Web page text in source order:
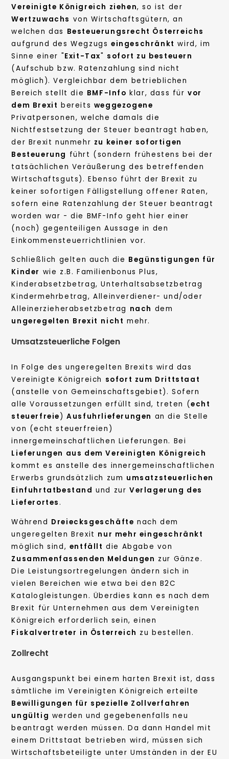
Vereinigte Königreich ziehen, so ist der
Wertzuwachs von Wirtschaftsgütern, an
welchen das Besteuerungsrecht Österreichs
aufgrund des Wegzugs eingeschränkt wird, im
Sinne einer "Exit-Tax" sofort zu besteuern
(Aufschub bzw. Ratenzahlung sind nicht
möglich). Vergleichbar dem betrieblichen
Bereich stellt die BMF-Info klar, dass fürvor
dem Brexit bereits weggezogene
Privatpersonen, welche damals die
Nichtfestsetzung der Steuer beantragt haben,
der Brexit nunmehr zu keiner sofortigen
Besteuerung führt (sondern frühestens bei der
tatsächlichen Veräußerung des betreffenden
Wirtschaftsguts). Ebenso führt der Brexit zu
keiner sofortigen Fälligstellung offener Raten,
sofern eine Ratenzahlung der Steuer beantragt
worden war - die BMF-Info geht hier einer
(noch) gegenteiligen Aussage in den
Einkommensteuerrichtlinien vor.
Schließlich gelten auch die Begünstigungen für
Kinder wie z.B. Familienbonus Plus,
Kinderabsetzbetrag, Unterhaltsabsetzbetrag
Kindermehrbetrag, Alleinverdiener- und/oder
Alleinerzieherabsetzbetrag nach dem
ungeregelten Brexit nicht mehr.
Umsatzsteuerliche Folgen
In Folge des ungeregelten Brexits wird das
Vereinigte Königreich sofort zum Drittstaat
(anstelle von Gemeinschaftsgebiet). Sofern
alle Voraussetzungen erfüllt sind, treten (echt
steuerfreie )Ausfuhrlieferungen an die Stelle
von (echt steuerfreien)
innergemeinschaftlichen Lieferungen. Bei
Lieferungen aus dem Vereinigten Königreich
kommt es anstelle des innergemeinschaftlichen
Erwerbs grundsätzlich zum umsatzsteuerlichen
Einfuhrtatbestand und zur Verlagerung des
Lieferortes.
Während Dreiecksgeschäfte nach dem
ungeregelten Brexit nur mehr eingeschränkt
möglich sind, entfällt die Abgabe von
Zusammenfassenden Meldungen zur Gänze.
Die Leistungsortregelungen ändern sich in
vielen Bereichen wie etwa bei den B2C
Katalogleistungen. Überdies kann es nach dem
Brexit für Unternehmen aus dem Vereinigten
Königreich erforderlich sein, einen
Fiskalvertreter in Österreich zu bestellen.
Zollrecht
Ausgangspunkt bei einem harten Brexit ist, dass
sämtliche im Vereinigten Königreich erteilte
Bewilligungen für spezielle Zollverfahren
ungültig werden und gegebenenfalls neu
beantragt werden müssen. Da dann Handel mit
einem Drittstaat betrieben wird, müssen sich
Wirtschaftsbeteiligte unter Umständen in der EU